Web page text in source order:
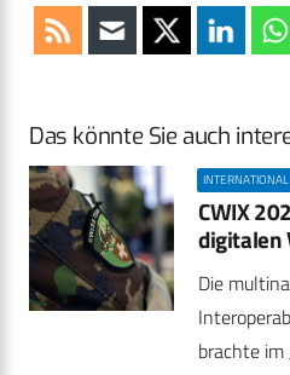
Das könnte Sie auch
INTERNATIONAL
CWIX
digitalen
Die
brachte